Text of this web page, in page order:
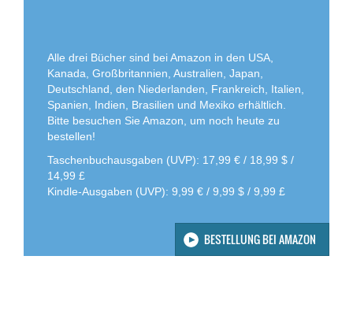
Alle drei Bücher sind bei Amazon in den USA,
Kanada, Großbritannien, Australien, Japan,
Deutschland, den Niederlanden, Frankreich, Italien,
Spanien, Indien, Brasilien und Mexiko erhältlich.
Bitte besuchen Sie Amazon, um noch heute zu
bestellen!
Taschenbuchausgaben (UVP): 17,99 € / 18,99 $ /
14,99 £
Kindle-Ausgaben (UVP): 9,99 € / 9,99 $ / 9,99 £
BESTELLUNG BEI AMAZON